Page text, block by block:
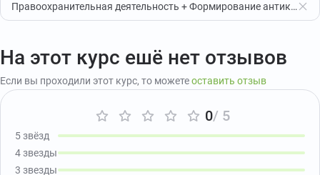
Правоохранительная деятельность + Формирование антикоррупционного стандарта поведения государственных (муниципальных) служащих
На этот курс ешё нет отзывов
Если вы проходили этот курс, то можетеоставить отзыв
0/ 5
5 звёзд
4 звезды
3 звезды